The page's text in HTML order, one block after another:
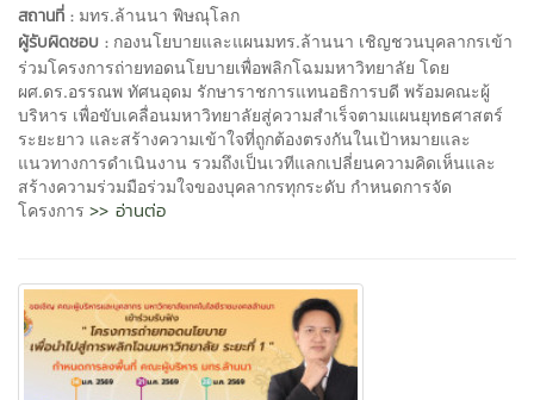
สถานที่ : มทร.ล้านนา พิษณุโลก
ผู้รับผิดชอบ : กองนโยบายและแผนมทร.ล้านนา เชิญชวนบุคลากรเข้า
ร่วมโครงการถ่ายทอดนโยบายเพื่อพลิกโฉมมหาวิทยาลัย โดย
ผศ.ดร.อรรณพ ทัศนอุดม รักษาราชการแทนอธิการบดี พร้อมคณะผู้
บริหาร เพื่อขับเคลื่อนมหาวิทยาลัยสู่ความสำเร็จตามแผนยุทธศาสตร์
ระยะยาว และสร้างความเข้าใจที่ถูกต้องตรงกันในเป้าหมายและ
แนวทางการดำเนินงาน รวมถึงเป็นเวทีแลกเปลี่ยนความคิดเห็นและ
สร้างความร่วมมือร่วมใจของบุคลากรทุกระดับ กำหนดการจัด
โครงการ >> อ่านต่อ